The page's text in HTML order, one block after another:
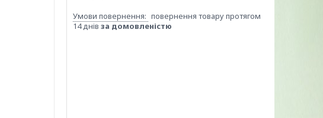
повернення товару протягом
14 днів за домовленістю